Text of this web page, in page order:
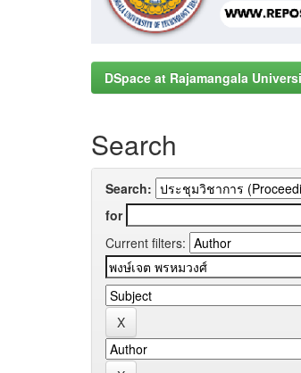
DSpace at Rajamangala
Search
Search:
for
Current filters: